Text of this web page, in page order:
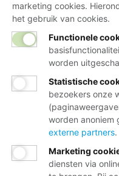
marketing cookies.
het gebruik van cookies.
Functionele
worden
Statistische
bezoekers onze
worden anoniem
externe partners.
Marketing
diensten via